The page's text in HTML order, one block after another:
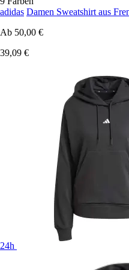
adidas Damen Sweatshirt aus
Ab 50,00 €
39,09 €
24h